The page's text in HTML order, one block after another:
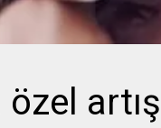
özel